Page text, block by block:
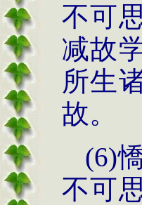
不可
减故
所生
故。
(6)
不可